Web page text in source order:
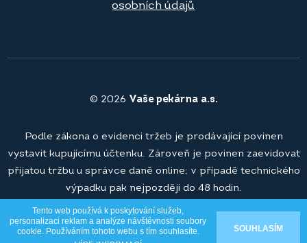
osobních údajů
© 2026 Vaše pekárna a.s.
Podle zákona o evidenci tržeb je prodávající povinen
vystavit kupujícímu účtenku. Zároveň je povinen zaevidovat
přijatou tržbu u správce daně online; v případě technického
výpadku pak nejpozději do 48 hodin.
Tento web používá k poskytování služeb,
personalizaci reklam a analýze návštěvnosti soubory
cookie. Používáním tohoto webu s tím souhlasíte.
SOUHLASÍM